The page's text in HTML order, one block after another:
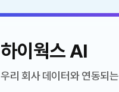
하이웍스 AI
우리 회사 데이터와 연동되는